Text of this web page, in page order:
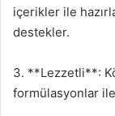
içerikler ile
destekler.
3. **Lezzetli**:
formülasyonlar ile